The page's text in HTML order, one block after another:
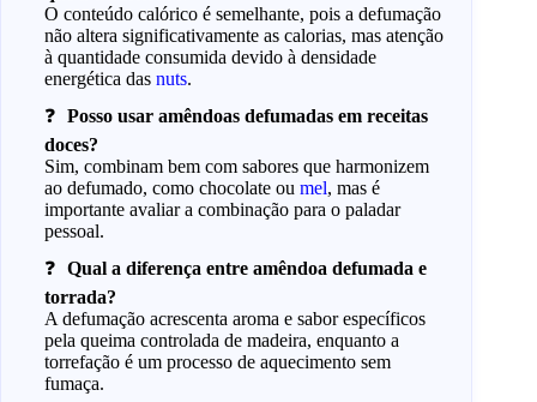
O conteúdo calórico é semelhante, pois a defumação
não altera significativamente as calorias, mas atenção
à quantidade consumida devido à densidade
energética dasnuts.
Posso usar amêndoas defumadas em receitas
doces?
Sim, combinam bem com sabores que harmonizem
ao defumado, como chocolate oumel, mas é
importante avaliar a combinação para o paladar
pessoal.
Qual a diferença entre amêndoa defumada e
torrada?
A defumação acrescenta aroma e sabor específicos
pela queima controlada de madeira, enquanto a
torrefação é um processo de aquecimento sem
fumaça.